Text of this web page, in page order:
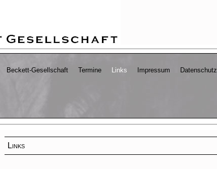
Beckett-Gesellschaft Termine Links Impressum Datenschutz
Links